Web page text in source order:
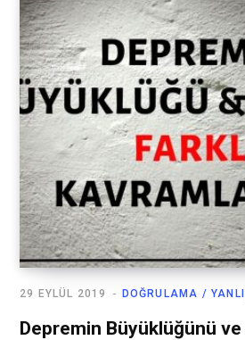
DOĞRULAMA /
29 EYLÜL 2019
Depremin Büyüklüğünü